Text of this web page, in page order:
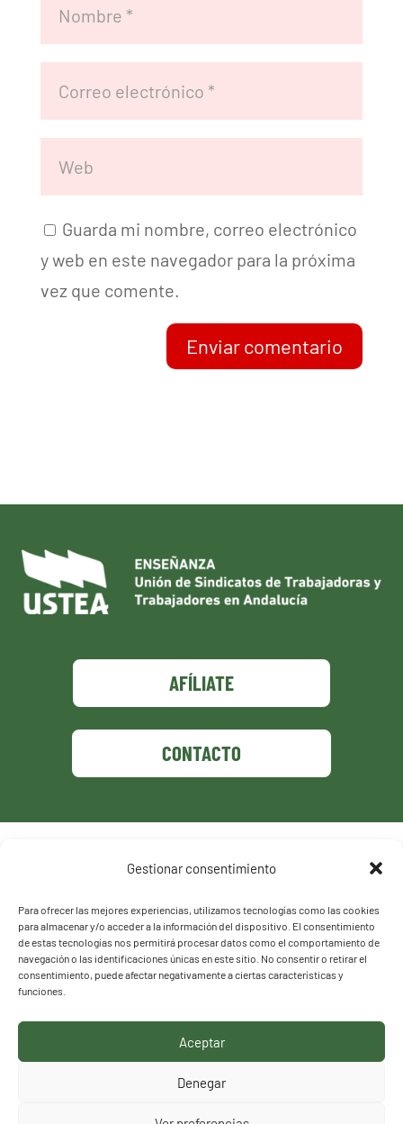
Gestionar consentimiento
Para ofrecer las mejores experiencias, utilizamos tecnologías como las cookies
para almacenar y/o acceder a la información del dispositivo. El consentimiento
de estas tecnologías nos permitirá procesar datos como el comportamiento de
navegación o las identificaciones únicas en este sitio. No consentir o retirar el
consentimiento, puede afectar negativamente a ciertas características y
funciones.
Aceptar
Denegar
Guarda mi nombre, correo electrónico
y web en este navegador para la próxima
vez que comente.
Enviar comentario
AFÍLIATE
CONTACTO
Política de privacidad
HACEMOS LO QUE
DECIMOS, DECIMOS LO